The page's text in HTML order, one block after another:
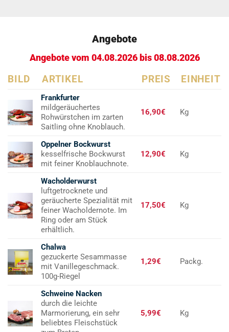
Angebote
Angebote vom 04.08.2026 bis 08.08.2026
BILD ARTIKEL PREIS EINHEIT
Frankfurter
mildgeräuchertes
Rohwürstchen im zarten
Saitling ohne Knoblauch.
16,90€ Kg
Oppelner Bockwurst
kesselfrische Bockwurst
mit feiner Knoblauchnote.
12,90€ Kg
Wacholderwurst
luftgetrocknete und
geräucherte Spezialität mit
feiner Wacholdernote. Im
Ring oder am Stück
erhältlich.
17,50€ Kg
Chalwa
gezuckerte Sesammasse
mit Vanillegeschmack.
100g-Riegel
1,29€ Packg.
Schweine Nacken
durch die leichte
Marmorierung, ein sehr
beliebtes Fleischstück
5,99€ Kg